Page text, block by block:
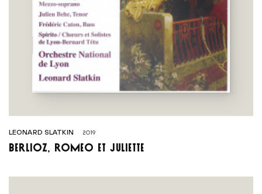
LEONARD SLATKIN 2019
Berlioz, Roméo et Juliette